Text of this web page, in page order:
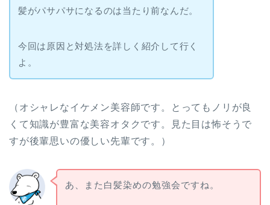
髪がパサパサになるのは当たり前なんだ。
今回は原因と対処法を詳しく紹介して行く
よ。
（オシャレなイケメン美容師です。とってもノリが良
くて知識が豊富な美容オタクです。見た目は怖そうで
すが後輩思いの優しい先輩です。）
あ、また白髪染めの勉強会ですね。